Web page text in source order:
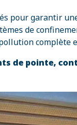
pour garantir
de
complète
de pointe,